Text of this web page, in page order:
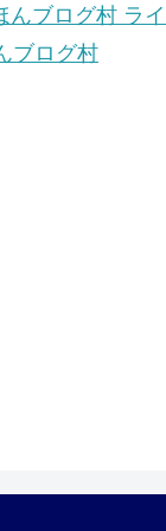
ブログ村